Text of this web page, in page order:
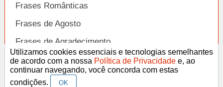
Frases Românticas
Frases de Agosto
Frases de Agradecimento
Frases de Amizade
Frases de Amor
Abrir
Utilizamos cookies essenciais e tecnologias semelhantes
de acordo com a nossa Política de Privacidade e, ao
continuar navegando, você concorda com estas
condições.
OK